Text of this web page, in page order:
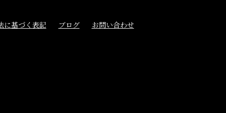
に基づく表記 ブログ お問い合わせ